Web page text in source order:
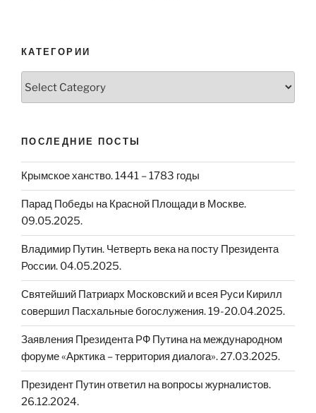
КАТЕГОРИИ
ПОСЛЕДНИЕ ПОСТЫ
Крымское ханство. 1441 – 1783 годы
Парад Победы на Красной Площади в Москве.
09.05.2025.
Владимир Путин. Четверть века на посту Президента
России. 04.05.2025.
Святейший Патриарх Московский и всея Руси Кирилл
совершил Пасхальные богослужения. 19-20.04.2025.
Заявления Президента РФ Путина на международном
форуме «Арктика – территория диалога». 27.03.2025.
Президент Путин ответил на вопросы журналистов.
26.12.2024.